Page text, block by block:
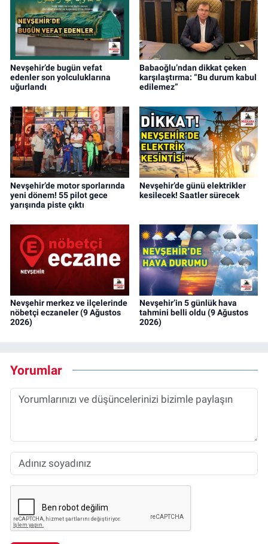
Nevşehir’de bugün vefat
edenler son yolculuklarına
uğurlandı
Babaoğlu’ndan dikkat çeken
karşılaştırma: “Bu durum kabul
edilemez”
Nevşehir’de motor sporlarında
yeni dönem! 55 pilot gece
yarışında piste çıktı
Nevşehir’de günü elektrikler
kesilecek! Saatler sürecek
Nevşehir merkez ve ilçelerinde
nöbetçi eczaneler (9 Ağustos
2026)
Nevşehir’in 5 günlük hava
tahmini belli oldu (9 Ağustos
2026)
Yorumlar